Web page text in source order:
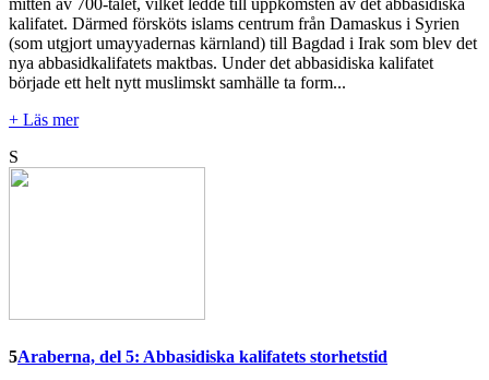
kalifatet. Därmed försköts islams centrum från Damaskus i Syrien
(som utgjort umayyadernas kärnland) till Bagdad i Irak som blev det
nya abbasidkalifatets maktbas. Under det abbasidiska kalifatet
började ett helt nytt muslimskt samhälle ta form...
+ Läs mer
S
5Araberna, del 5: Abbasidiska kalifatets storhetstid